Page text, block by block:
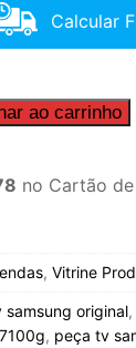
Calcular
ao carrinho
no Cartão
, Vitrine
original,
, peça tv